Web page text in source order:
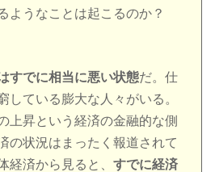
ようなことは起こるのか？
すでに相当に悪い状態だ。仕
している膨大な人々がいる。
上昇という経済の金融的な側
の状況はまったく報道されて
経済から見ると、すでに経済